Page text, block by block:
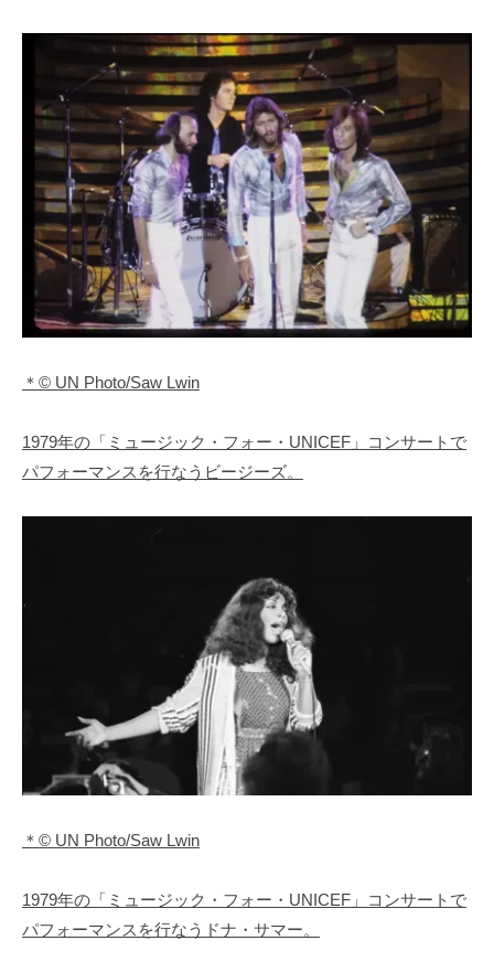
＊© UN Photo/Saw Lwin
1979年の「ミュージック・フォー・UNICEF」コンサートで
パフォーマンスを行なうビージーズ。
＊© UN Photo/Saw Lwin
1979年の「ミュージック・フォー・UNICEF」コンサートで
パフォーマンスを行なうドナ・サマー。